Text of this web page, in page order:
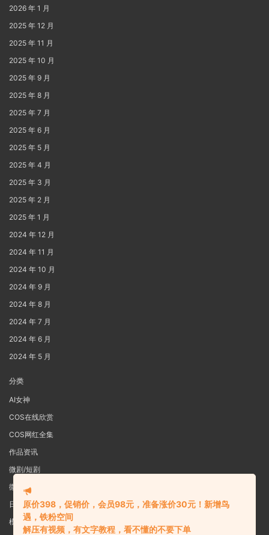
2026 年 1 月
2025 年 12 月
2025 年 11 月
2025 年 10 月
2025 年 9 月
2025 年 8 月
2025 年 7 月
2025 年 6 月
2025 年 5 月
2025 年 4 月
2025 年 3 月
2025 年 2 月
2025 年 1 月
2024 年 12 月
2024 年 11 月
2024 年 10 月
2024 年 9 月
2024 年 8 月
2024 年 7 月
2024 年 6 月
2024 年 5 月
分类
AI女神
COS在线欣赏
COS网红全集
作品资讯
微剧/短剧
微密圈
日系写真
模特女神
原价398，促销价，会员98元，准备涨价30元！新增鸟
遇，铁粉空间
解压有视频，有文字教程，看不懂的不要下单